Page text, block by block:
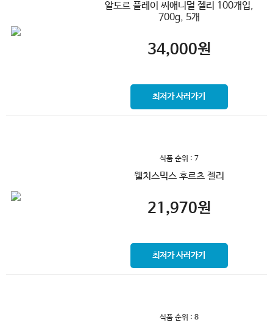
알도르 플레이 씨애니멀 젤리 100개입,
700g, 5개
34,000원
최저가 사러가기
식품 순위 : 7
웰치스믹스 후르츠 젤리
21,970원
최저가 사러가기
식품 순위 : 8